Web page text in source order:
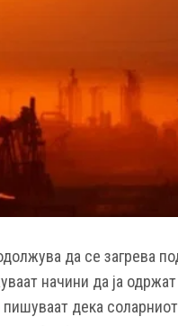
да се загрева
начини да ја
пишуваат дека